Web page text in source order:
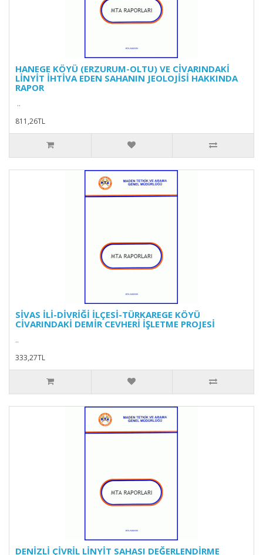
HANEGE KÖYÜ (ERZURUM-OLTU) VE CİVARINDAKİ
LİNYİT İHTİVA EDEN SAHANIN JEOLOJİSİ HAKKINDA
RAPOR
..
811,26TL
SİVAS İLİ-DİVRİĞİ İLÇESİ-TÜRKAREGE KÖYÜ
CİVARINDAKİ DEMİR CEVHERİ İŞLETME PROJESİ
..
333,27TL
DENİZLİ ÇİVRİL LİNYİT SAHASI DEĞERLENDİRME